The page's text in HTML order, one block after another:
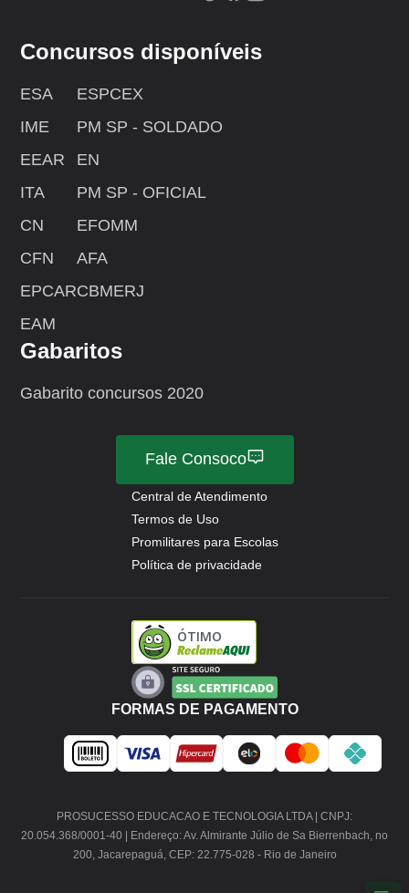
Concursos disponíveis
ESA
IME
EEAR
ITA
CN
CFN
EPCAR
EAM
ESPCEX
PM SP - SOLDADO
EN
PM SP - OFICIAL
EFOMM
AFA
CBMERJ
Gabaritos
Gabarito concursos 2020
Central de Atendimento
Termos de Uso
Promilitares para Escolas
Política de privacidade
Fale Consoco
ÓTIMO
FORMAS DE PAGAMENTO
PROSUCESSO EDUCACAO E TECNOLOGIA LTDA | CNPJ:
20.054.368/0001-40 | Endereço: Av. Almirante Júlio de Sa Bierrenbach, no
200, Jacarepaguá, CEP: 22.775-028 - Rio de Janeiro